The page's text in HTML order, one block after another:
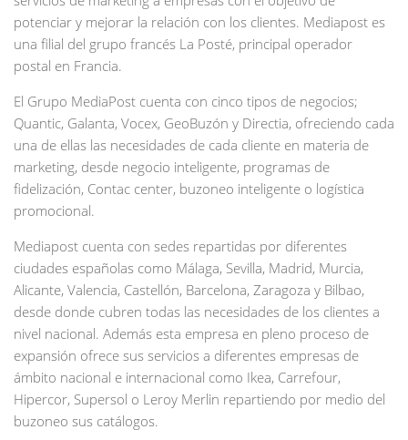
potenciar y mejorar la relación con los clientes. Mediapost es
una filial del grupo francés La Posté, principal operador
postal en Francia.
El Grupo MediaPost cuenta con cinco tipos de negocios;
Quantic, Galanta, Vocex, GeoBuzón y Directia, ofreciendo cada
una de ellas las necesidades de cada cliente en materia de
marketing, desde negocio inteligente, programas de
fidelización, Contac center, buzoneo inteligente o logística
promocional.
Mediapost cuenta con sedes repartidas por diferentes
ciudades españolas como Málaga, Sevilla, Madrid, Murcia,
Alicante, Valencia, Castellón, Barcelona, Zaragoza y Bilbao,
desde donde cubren todas las necesidades de los clientes a
nivel nacional. Además esta empresa en pleno proceso de
expansión ofrece sus servicios a diferentes empresas de
ámbito nacional e internacional como Ikea, Carrefour,
Hipercor, Supersol o Leroy Merlin repartiendo por medio del
buzoneo sus catálogos.